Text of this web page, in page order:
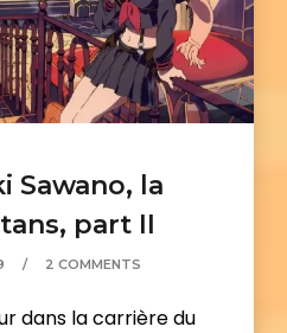
Sawano, la
part II
2 COMMENTS
dans la carrière du